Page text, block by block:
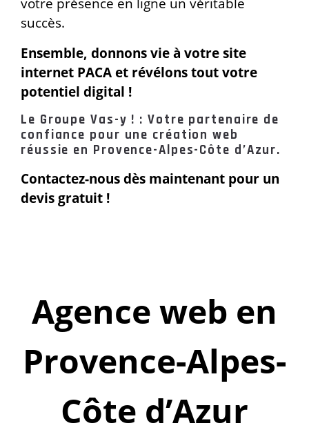
succès.
Ensemble, donnons vie à votre site
internet PACA et révélons tout votre
potentiel digital !
Le Groupe Vas-y ! : Votre partenaire de
confiance pour une création web
réussie en Provence-Alpes-Côte d’Azur.
Contactez-nous dès maintenant pour un
devis gratuit !
Agence web en
Provence-Alpes-
Côte d’Azur